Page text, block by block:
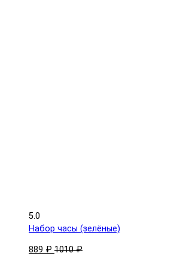
5.0
Набор часы (зелёные)
889 ₽ 1010 ₽